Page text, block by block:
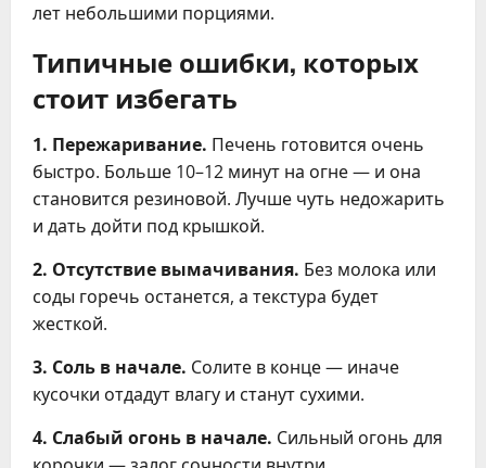
лет небольшими порциями.
Типичные ошибки, которых
стоит избегать
1. Пережаривание. Печень готовится очень
быстро. Больше 10–12 минут на огне — и она
становится резиновой. Лучше чуть недожарить
и дать дойти под крышкой.
2. Отсутствие вымачивания. Без молока или
соды горечь останется, а текстура будет
жесткой.
3. Соль в начале. Солите в конце — иначе
кусочки отдадут влагу и станут сухими.
4. Слабый огонь в начале. Сильный огонь для